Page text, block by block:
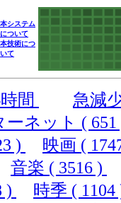
本システム
について
本技術につ
いて
間
急減
ーネット (
)
映画 (
音楽 ( 3516 )
)
時季 (